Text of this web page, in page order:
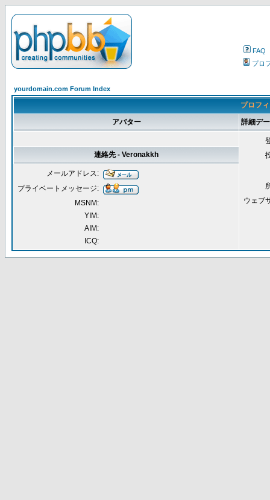
FAQ
プロ
yourdomain.com Forum Index
プロフ
アバター
詳細デ
ウェブ
連絡先 - Veronakkh
メールアドレス:
プライベートメッセージ:
MSNM:
YIM:
AIM:
ICQ: